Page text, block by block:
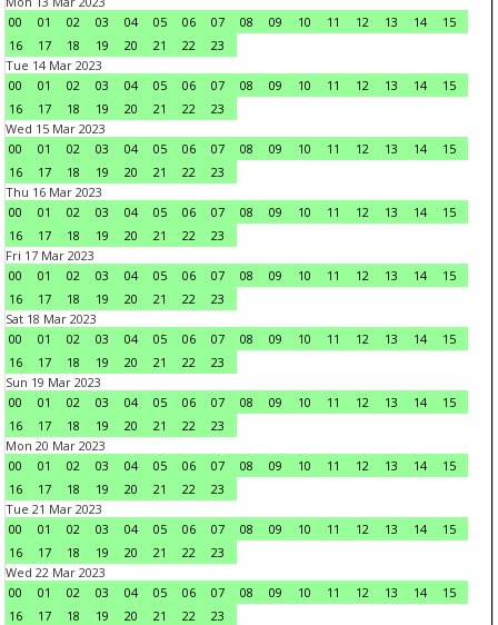
00
01 02 03 04 05 06 07 08 09 10 11 12 13 14
15
16
17 18 19 20 21 22
23
Tue 14 Mar 2023
00
01 02 03 04 05 06 07 08 09 10 11 12 13 14
15
16
17 18 19 20 21 22
23
Wed 15 Mar 2023
00
01 02 03 04 05 06 07 08 09 10 11 12 13 14
15
16
17 18 19 20 21 22
23
Thu 16 Mar 2023
00
01 02 03 04 05 06 07 08 09 10 11 12 13 14
15
16
17 18 19 20 21 22
23
Fri 17 Mar 2023
00
01 02 03 04 05 06 07 08 09 10 11 12 13 14
15
16
17 18 19 20 21 22
23
Sat 18 Mar 2023
00
01 02 03 04 05 06 07 08 09 10 11 12 13 14
15
16
17 18 19 20 21 22
23
Sun 19 Mar 2023
00
01 02 03 04 05 06 07 08 09 10 11 12 13 14
15
16
17 18 19 20 21 22
23
Mon 20 Mar 2023
00
01 02 03 04 05 06 07 08 09 10 11 12 13 14
15
16
17 18 19 20 21 22
23
Tue 21 Mar 2023
00
01 02 03 04 05 06 07 08 09 10 11 12 13 14
15
16
17 18 19 20 21 22
23
Wed 22 Mar 2023
00
01 02 03 04 05 06 07 08 09 10 11 12 13 14
15
16
17 18 19 20 21 22
23